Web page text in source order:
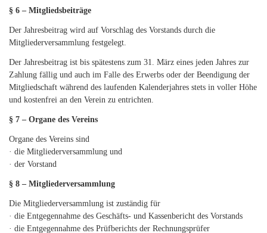
§ 6 – Mitgliedsbeiträge
Der Jahresbeitrag wird auf Vorschlag des Vorstands durch die
Mitgliederversammlung festgelegt.
Der Jahresbeitrag ist bis spätestens zum 31. März eines jeden Jahres zur
Zahlung fällig und auch im Falle des Erwerbs oder der Beendigung der
Mitgliedschaft während des laufenden Kalenderjahres stets in voller Höhe
und kostenfrei an den Verein zu entrichten.
§ 7 – Organe des Vereins
Organe des Vereins sind
· die Mitgliederversammlung und
· der Vorstand
§ 8 – Mitgliederversammlung
Die Mitgliederversammlung ist zuständig für
· die Entgegennahme des Geschäfts- und Kassenbericht des Vorstands
· die Entgegennahme des Prüfberichts der Rechnungsprüfer